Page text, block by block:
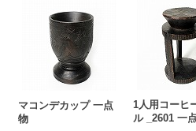
マコンデカップ 一点
物
1人用コーヒ
ル _2601 一